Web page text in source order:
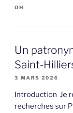
OH
Un
Saint-
3 MARS 2026
Introduction Je
recherches sur